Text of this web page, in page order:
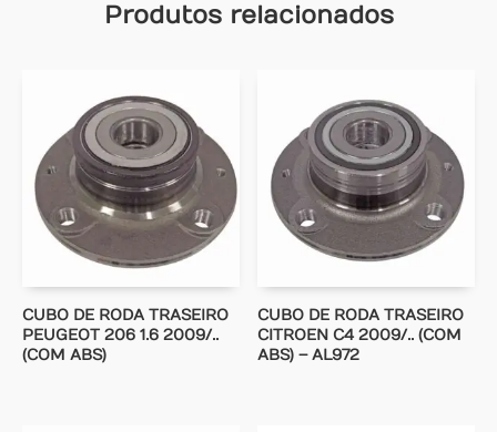
Produtos relacionados
CUBO DE RODA TRASEIRO
PEUGEOT 206 1.6 2009/..
(COM ABS)
CUBO DE RODA TRASEIRO
CITROEN C4 2009/.. (COM
ABS) – AL972